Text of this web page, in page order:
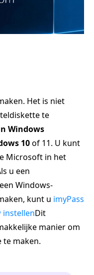
Het is niet
te
Windows
10of 11. U kunt
Microsoft in het
u een
Windows-
kunt u imyPass
instellenDit
manier om
maken.